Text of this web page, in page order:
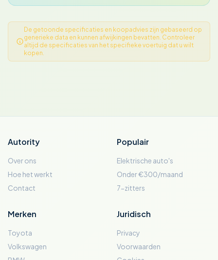
De getoonde specificaties en koopadvies zijn gebaseerd op
generieke data en kunnen afwijkingen bevatten. Controleer
altijd de specificaties van het specifieke voertuig dat u wilt
kopen.
Autority
Over ons
Hoe het werkt
Contact
Populair
Elektrische auto's
Onder €300/maand
7-zitters
Merken
Toyota
Volkswagen
Juridisch
Privacy
Voorwaarden